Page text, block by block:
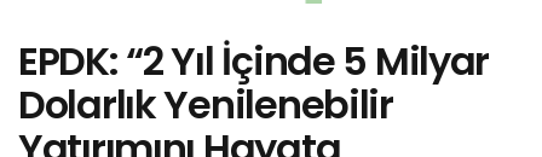
EPDK: “2 Yıl İçinde 5 Milyar
Dolarlık Yenilenebilir